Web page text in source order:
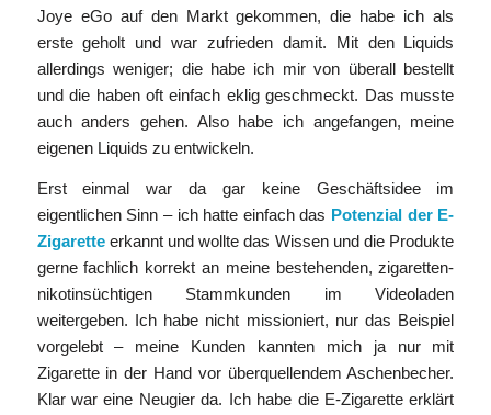
Joye eGo auf den Markt gekommen, die habe ich als
erste geholt und war zufrieden damit. Mit den Liquids
allerdings weniger; die habe ich mir von überall bestellt
und die haben oft einfach eklig geschmeckt. Das musste
auch anders gehen. Also habe ich angefangen, meine
eigenen Liquids zu entwickeln.
Erst einmal war da gar keine Geschäftsidee im
eigentlichen Sinn – ich hatte einfach das Potenzial der E-
Zigaretteerkannt und wollte das Wissen und die Produkte
gerne fachlich korrekt an meine bestehenden, zigaretten-
nikotinsüchtigen Stammkunden im Videoladen
weitergeben. Ich habe nicht missioniert, nur das Beispiel
vorgelebt – meine Kunden kannten mich ja nur mit
Zigarette in der Hand vor überquellendem Aschenbecher.
Klar war eine Neugier da. Ich habe die E-Zigarette erklärt